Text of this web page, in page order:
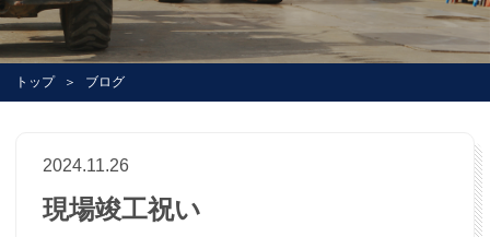
トップ ブログ
2024.11.26
現場竣工祝い